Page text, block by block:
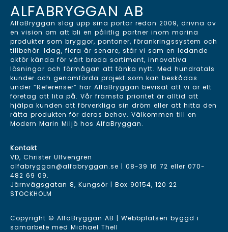
ALFABRYGGAN AB
AlfaBryggan slog upp sina portar redan 2009, drivna av
en vision om att bli en pålitlig partner inom marina
produkter som bryggor, pontoner, förankringssystem och
tillbehör. Idag, flera år senare, står vi som en ledande
aktör kända för vårt breda sortiment, innovativa
lösningar och förmågan att tänka nytt. Med hundratals
kunder och genomförda projekt som kan beskådas
under ”Referenser” har AlfaBryggan bevisat att vi är ett
företag att lita på. Vår främsta prioritet är alltid att
hjälpa kunden att förverkliga sin dröm eller att hitta den
rätta produkten för deras behov. Välkommen till en
Modern Marin Miljö hos AlfaBryggan.
Kontakt
VD, Christer Ulfvengren
alfabryggan@alfabryggan.se | 08-39 16 72 eller 070-
482 69 09.
Järnvägsgatan 8, Kungsör | Box 90154, 120 22
STOCKHOLM
Copyright © AlfaBryggan AB | Webbplatsen byggd i
samarbete med Michael Thell